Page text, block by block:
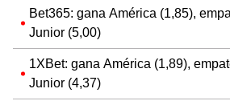
Bet365: gana América (1,85),
Junior (5,00)
1XBet: gana América (1,89),
Junior (4,37)